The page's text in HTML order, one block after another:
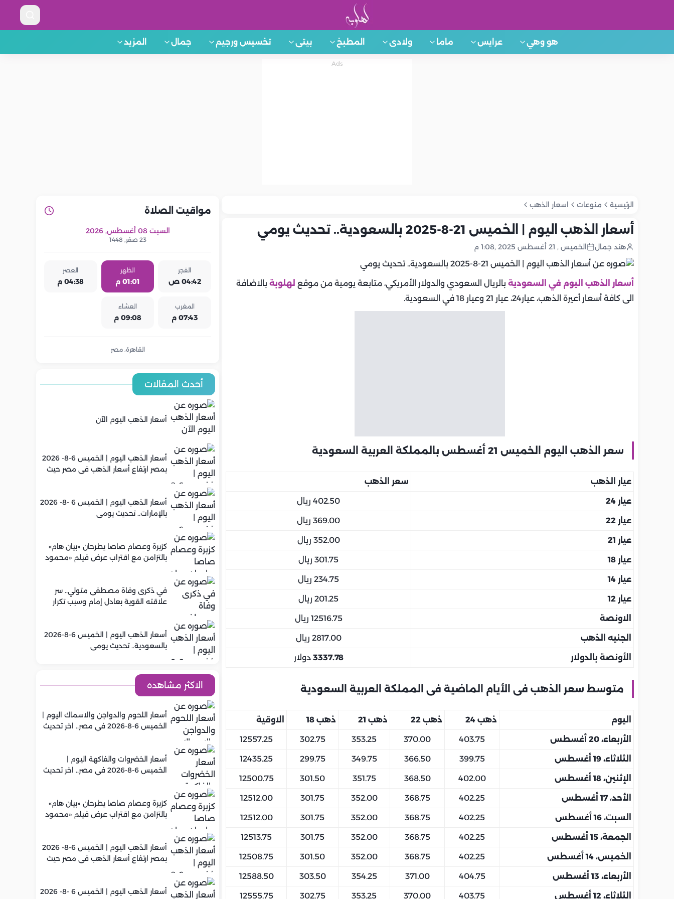
هو وهي عرايس ماما ولادى المطبخ بيتى تخسيس ورجيم جمال المزيد
الرئيسية منوعات اسعار الذهب
أسعار الذهب اليوم | الخميس 21-8-2025 بالسعودية.. تحديث يومي
هند جمال الخميس , 21 أغسطس 2025 ,1:08 م
أسعار الذهب اليوم في السعودية بالريال السعودي والدولار الأمريكي، متابعة يومية من موقع لهلوبة بالاضافة
الى كافة أسعار أعيرة الذهب، عيار24، عيار 21 وعيار 18 في السعودية.
سعر الذهب اليوم الخميس 21 أغسطس بالمملكة العربية السعودية
عيار الذهب سعر الذهب
عيار 24 402.50 ريال
عيار 22 369.00 ريال
عيار 21 352.00 ريال
عيار 18 301.75 ريال
عيار 14 234.75 ريال
عيار 12 201.25 ريال
الاونصة 12516.75 ريال
الجنيه الذهب 2817.00 ريال
الأونصة بالدولار 3337.78 دولار
متوسط سعر الذهب فى الأيام الماضية فى المملكة العربية السعودية
اليوم ذهب 24 ذهب 22 ذهب 21 ذهب 18 الاوقية
الأربعاء، 20 أغسطس 403.75
370.00
353.25
302.75
12557.25
الثلاثاء، 19 أغسطس 399.75
366.50
349.75
299.75
12435.25
الإثنين، 18 أغسطس 402.00
368.50
351.75
301.50
12500.75
الأحد، 17 أغسطس 402.25
368.75
352.00
301.75
12512.00
السبت، 16 أغسطس 402.25
368.75
352.00
301.75
12512.00
الجمعة، 15 أغسطس 402.25
368.75
352.00
301.75
12513.75
الخميس، 14 أغسطس 402.25
368.75
352.00
301.50
12508.75
الأربعاء، 13 أغسطس 404.75
371.00
354.25
303.50
12588.50
الثلاثاء، 12 أغسطس 403.75
370.00
353.25
302.75
12555.75
مواقيت الصلاة
السبت 08 أغسطس, 2026
23 صفر, 1448
الفجر
04:42 ص
الظهر
01:01 م
العصر
04:38 م
المغرب
07:43 م
العشاء
09:08 م
القاهرة، مصر
أحدث المقالات
أسعار الذهب اليوم الآن
أسعار الذهب اليوم | الخميس 6-8- 2026
بمصر ارتفاع أسعار الذهب في مصر حيث
أسعار الذهب اليوم | الخميس 6 -8- 2026
بالإمارات.. تحديث يومي
كزبرة وعصام صاصا يطرحان «بيان هام»
بالتزامن مع اقتراب عرض فيلم «محمود
في ذكرى وفاة مصطفى متولي.. سر
علاقته القوية بعادل إمام وسبب تكرار
أسعار الذهب اليوم | الخميس 6-8-2026
بالسعودية.. تحديث يومي
الاكثر مشاهده
أسعار اللحوم والدواجن والاسماك اليوم |
الخميس 6-8-2026 في مصر.. اخر تحديث
أسعار الخضروات والفاكهة اليوم |
الخميس 6-8-2026 في مصر.. اخر تحديث
كزبرة وعصام صاصا يطرحان «بيان هام»
بالتزامن مع اقتراب عرض فيلم «محمود
أسعار الذهب اليوم | الخميس 6-8- 2026
بمصر ارتفاع أسعار الذهب في مصر حيث
أسعار الذهب اليوم | الخميس 6 -8- 2026